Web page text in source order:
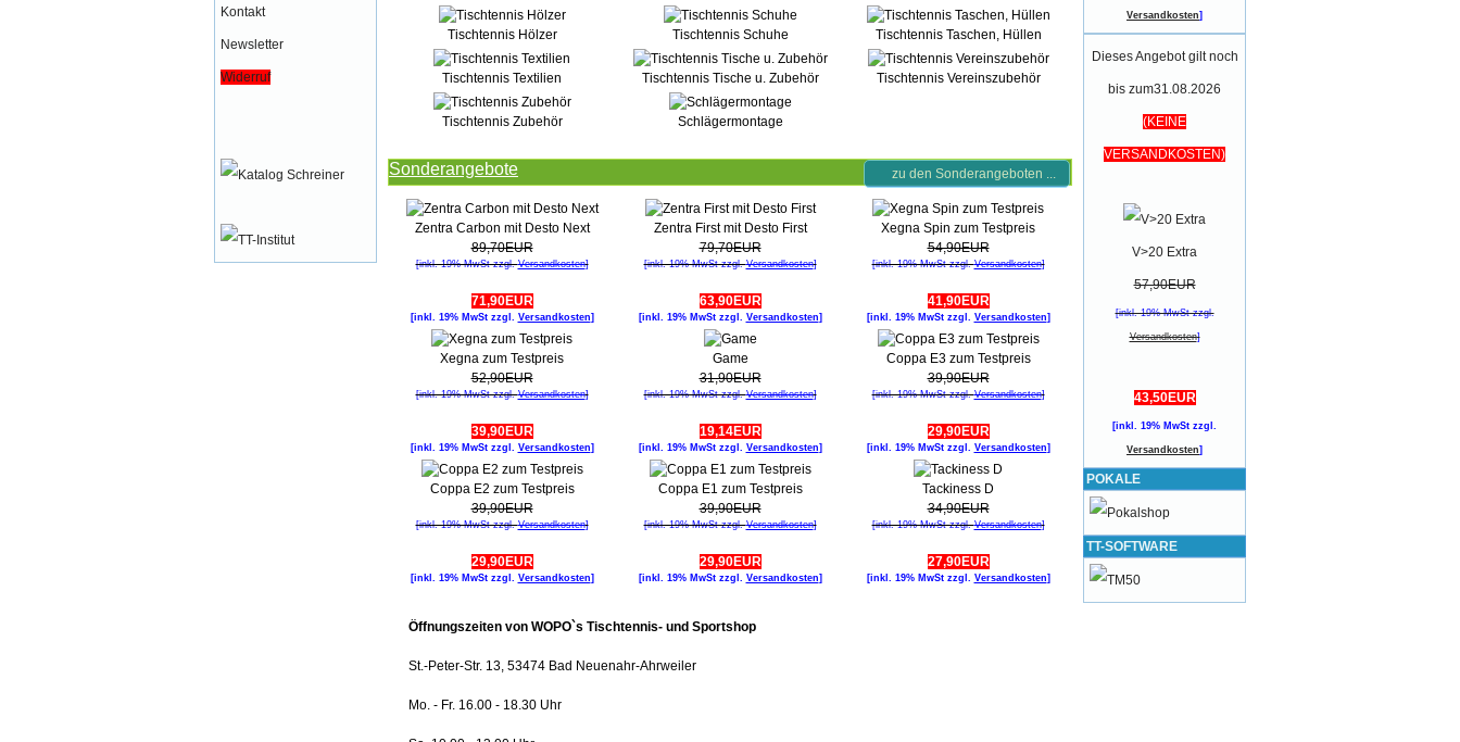
Tischtennis Hölzer Tischtennis Schuhe Tischtennis Taschen, Hüllen
Tischtennis Textilien Tischtennis Tische u. Zubehör Tischtennis Vereinszubehör
Tischtennis Zubehör Schlägermontage
Sonderangebote zu den Sonderangeboten ...
Zentra Carbon mit Desto Next
89,70EUR
[inkl. 19% MwSt zzgl.Versandkosten]
71,90EUR
[inkl. 19% MwSt zzgl. Versandkosten]
Zentra First mit Desto First
79,70EUR
[inkl. 19% MwSt zzgl.Versandkosten]
63,90EUR
[inkl. 19% MwSt zzgl. Versandkosten]
Xegna Spin zum Testpreis
54,90EUR
[inkl. 19% MwSt zzgl.Versandkosten]
41,90EUR
[inkl. 19% MwSt zzgl. Versandkosten]
Xegna zum Testpreis
52,90EUR
[inkl. 19% MwSt zzgl.Versandkosten]
39,90EUR
[inkl. 19% MwSt zzgl. Versandkosten]
Game
31,90EUR
[inkl. 19% MwSt zzgl.Versandkosten]
19,14EUR
[inkl. 19% MwSt zzgl. Versandkosten]
Coppa E3 zum Testpreis
39,90EUR
[inkl. 19% MwSt zzgl.Versandkosten]
29,90EUR
[inkl. 19% MwSt zzgl. Versandkosten]
Coppa E2 zum Testpreis
39,90EUR
[inkl. 19% MwSt zzgl.Versandkosten]
29,90EUR
[inkl. 19% MwSt zzgl. Versandkosten]
Coppa E1 zum Testpreis
39,90EUR
[inkl. 19% MwSt zzgl.Versandkosten]
29,90EUR
[inkl. 19% MwSt zzgl. Versandkosten]
Tackiness D
34,90EUR
[inkl. 19% MwSt zzgl.Versandkosten]
27,90EUR
[inkl. 19% MwSt zzgl. Versandkosten]
Öffnungszeiten von WOPO`s Tischtennis- und Sportshop
St.-Peter-Str. 13, 53474 Bad Neuenahr-Ahrweiler
Mo. - Fr. 16.00 - 18.30 Uhr
Kontakt
Newsletter
Widerruf
Versandkosten]
Dieses Angebot gilt noch
bis zum31.08.2026
(KEINE
VERSANDKOSTEN)
V>20 Extra
57,90EUR
[inkl. 19% MwSt zzgl.
Versandkosten]
43,50EUR
[inkl. 19% MwSt zzgl.
Versandkosten]
POKALE
TT-SOFTWARE